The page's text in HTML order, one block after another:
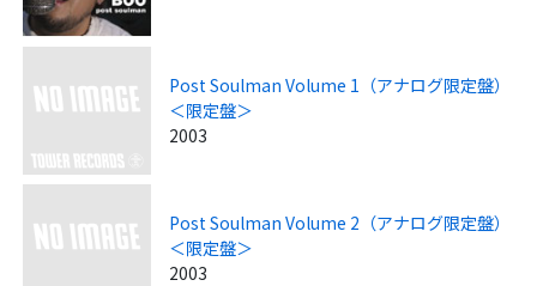
Post Soulman Volume 1（アナログ限定盤）
＜限定盤＞
2003
Post Soulman Volume 2（アナログ限定盤）
＜限定盤＞
2003